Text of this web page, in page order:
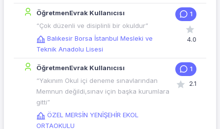
ÖğretmenEvrak Kullanıcısı
“Çok düzenli ve disiplinli bir okuldur”
Balıkesir Borsa İstanbul Mesleki ve
Teknik Anadolu Lisesi
1
4.0
ÖğretmenEvrak Kullanıcısı
“Yakınım Okul içi deneme sınavlarından
Memnun değildi,sınav için başka kurumlara
gitti”
ÖZEL MERSİN YENİŞEHİR EKOL
ORTAOKULU
1
2.1